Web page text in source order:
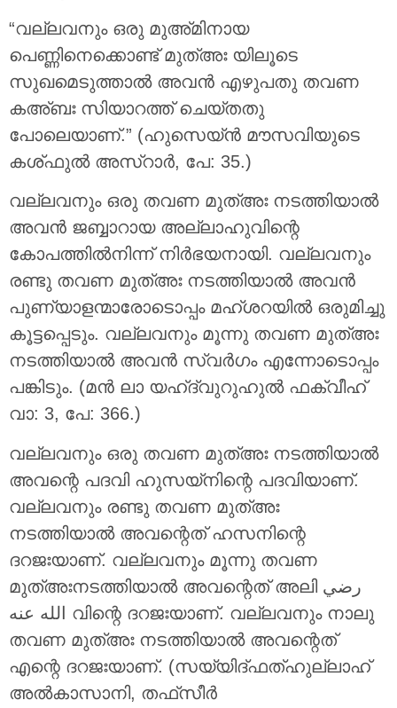
“വല്ലവനും ഒരു മുഅ്മിനായ
പെണ്ണിനെക്കൊണ്ട് മുത്അഃ യിലൂടെ
സുഖമെടുത്താല്‍ അവന്‍ എഴുപതു തവണ
കഅ്ബഃ സിയാറത്ത് ചെയ്തതു
പോലെയാണ്.” (ഹുസെയ്ന്‍ മൗസവിയുടെ
കശ്ഫുല്‍ അസ്‌റാര്‍, പേ: 35.)
വല്ലവനും ഒരു തവണ മുത്അഃ നടത്തിയാല്‍
അവന്‍ ജബ്ബാറായ അല്ലാഹുവിന്റെ
കോപത്തില്‍നിന്ന് നിര്‍ഭയനായി. വല്ലവനും
രണ്ടു തവണ മുത്അഃ നടത്തിയാല്‍ അവന്‍
പുണ്യാളന്മാരോടൊപ്പം മഹ്ശറയില്‍ ഒരുമിച്ചു
കൂട്ടപ്പെടും. വല്ലവനും മൂന്നു തവണ മുത്അഃ
നടത്തിയാല്‍ അവന്‍ സ്വര്‍ഗം എന്നോടൊപ്പം
പങ്കിടും. (മന്‍ ലാ യഹ്ദ്വുറുഹുല്‍ ഫക്വീഹ്
വാ: 3, പേ: 366.)
വല്ലവനും ഒരു തവണ മുത്അഃ നടത്തിയാല്‍
അവന്റെ പദവി ഹുസയ്‌നിന്റെ പദവിയാണ്.
വല്ലവനും രണ്ടു തവണ മുത്അഃ
നടത്തിയാല്‍ അവന്റെത് ഹസനിന്റെ
ദറജഃയാണ്. വല്ലവനും മൂന്നു തവണ
മുത്അഃനടത്തിയാല്‍ അവന്റെത് അലി رضي
الله عنه വിന്റെ ദറജഃയാണ്. വല്ലവനും നാലു
തവണ മുത്അഃ നടത്തിയാല്‍ അവന്റെത്
എന്റെ ദറജഃയാണ്. (സയ്യിദ്ഫത്ഹുല്ലാഹ്
അല്‍കാസാനി, തഫ്‌സീര്‍